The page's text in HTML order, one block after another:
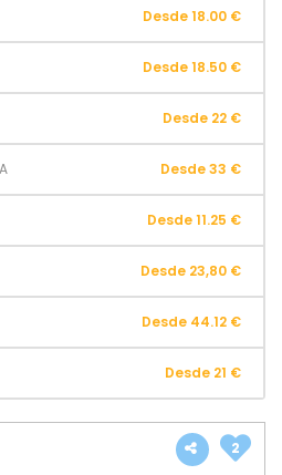
Desde 18.00 €
Desde 18.50 €
Desde 22 €
Desde 33 €
Desde 11.25 €
Desde 23,80 €
Desde 44.12 €
Desde 21 €
2